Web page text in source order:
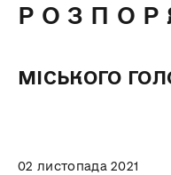
Р О З П О Р
МІСЬКОГО
02 листопада 2021